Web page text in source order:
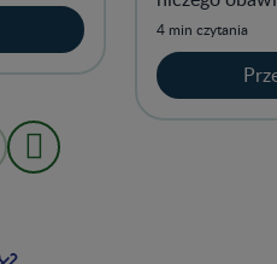
4 min czytania